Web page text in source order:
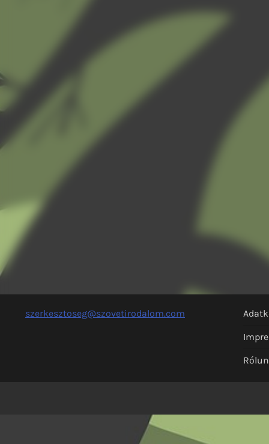
szerkesztoseg@szovetirodalom.com